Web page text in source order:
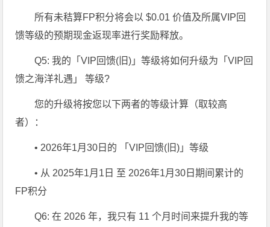
所有未秸算FP积分将会以 $0.01 价值及所属VIP回
馈等级的预期现金返现率进行奖励释放。
Q5: 我的「VIP回馈(旧)」等级将如何升级为「VIP回
馈之海洋礼遇」 等级?
您的升级将按您以下两者的等级计算（取较高
者）：
• 2026年1月30日的 「VIP回馈(旧)」等级
• 从 2025年1月1日 至 2026年1月30日期间累计的
FP积分
Q6: 在 2026 年，我只有 11 个月时间来提升我的等